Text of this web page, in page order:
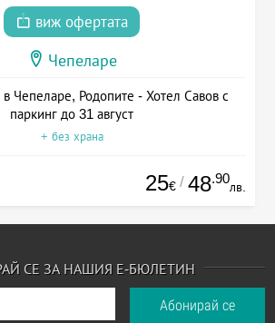
виж офертата
Чепеларе
в Чепеларе, Родопите - Хотел Савов с
паркинг до 31 август
+ без храна
25€ / 48.90
лв.
СЕ ЗА НАШИЯ Е-БЮЛЕТИН